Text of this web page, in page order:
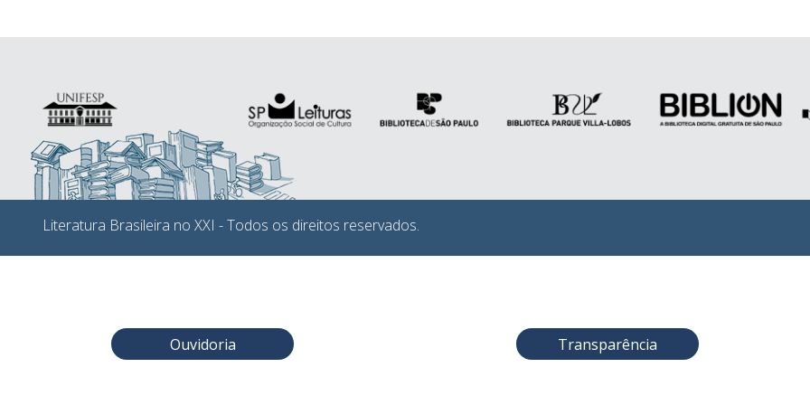
Literatura Brasileira no XXI - Todos os direitos reservados.
Ouvidoria Transparência